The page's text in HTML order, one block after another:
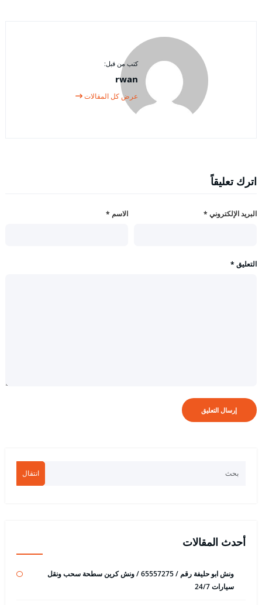
كتب من قبل:
rwan
عرض كل المقالات
اترك تعليقاً
الاسم * البريد الإلكتروني *
التعليق *
انتقال
أحدث المقالات
ونش ابو حليفة رقم / 65557275 / ونش كرين سطحة سحب ونقل
سيارات 24/7